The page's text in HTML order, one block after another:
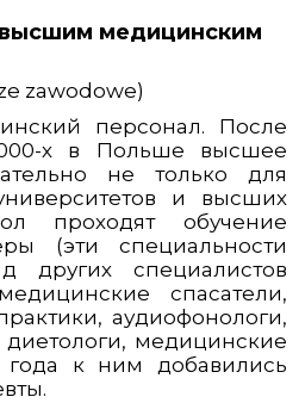
медицинским
zawodowe)
персонал. После
х в Польше высшее
не только для
и высших
проходят обучение
(эти специальности
других специалистов
спасатели,
аудиофонологи,
диетологи, медицинские
года к ним добавились